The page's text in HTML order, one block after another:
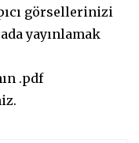
görsellerinizi
yayınlamak
.pdf